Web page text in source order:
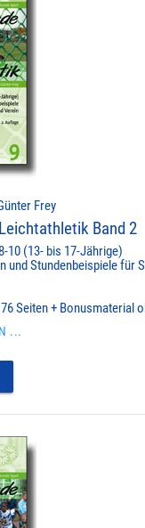
Frey
Band 2
10 (13- bis 17-Jährige)
und Stundenbeispiele für
Seiten + Bonusmaterial
...